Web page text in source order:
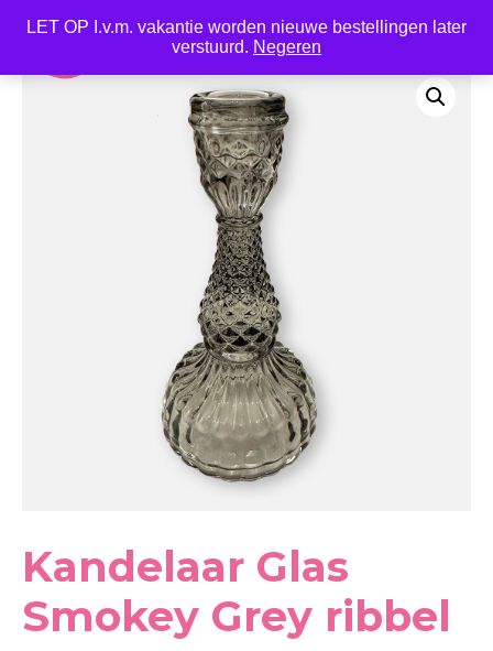
LET OP I.v.m. vakantie worden nieuwe bestellingen later
verstuurd. Negeren
Kandelaar Glas
Smokey Grey ribbel